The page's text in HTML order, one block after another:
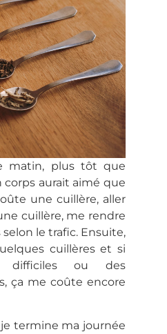
matin, plus tôt que
corps aurait aimé que
une cuillère, aller
cuillère, me rendre
selon le trafic. Ensuite,
cuillères et si
difficiles ou des
ça me coûte encore
termine ma journée